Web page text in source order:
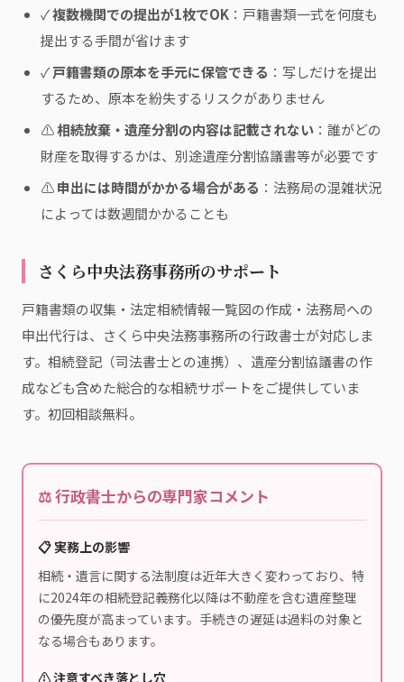
✓複数機関での提出が1枚でOK ：戸籍書類一式を何度も
提出する手間が省けます
✓戸籍書類の原本を手元に保管できる ：写しだけを提出
するため、原本を紛失するリスクがありません
⚠相続放棄・遺産分割の内容は記載されない ：誰がどの
財産を取得するかは、別途遺産分割協議書等が必要です
⚠申出には時間がかかる場合がある ：法務局の混雑状況
によっては数週間かかることも
さくら中央法務事務所のサポート
戸籍書類の収集・法定相続情報一覧図の作成・法務局への
申出代行は、さくら中央法務事務所の行政書士が対応しま
す。相続登記（司法書士との連携）、遺産分割協議書の作
成なども含めた総合的な相続サポートをご提供していま
す。初回相談無料。
⚖️ 行政書士からの専門家コメント
📋 実務上の影響
相続・遺言に関する法制度は近年大きく変わっており、特
に2024年の相続登記義務化以降は不動産を含む遺産整理
の優先度が高まっています。手続きの遅延は過料の対象と
なる場合もあります。
⚠️ 注意すべき落とし穴